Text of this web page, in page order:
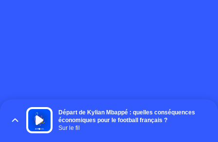
Départ de Kylian Mbappé : quelles conséquences
économiques pour le football français ?
Sur le fil